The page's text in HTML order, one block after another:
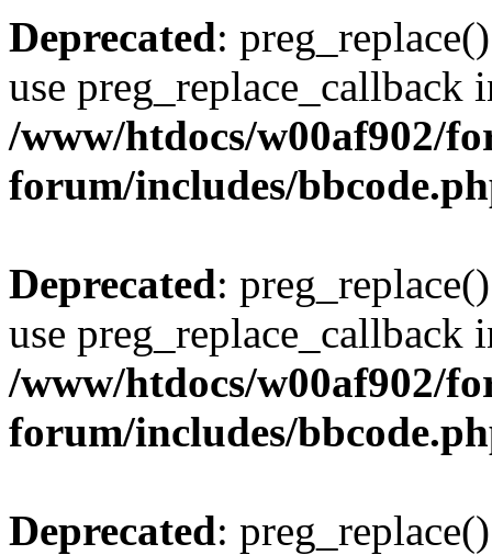
Deprecated:
use preg_replace_callback
/www/htdocs/w00af902/
forum/includes/
Deprecated:
use preg_replace_callback
/www/htdocs/w00af902/
forum/includes/
Deprecated: